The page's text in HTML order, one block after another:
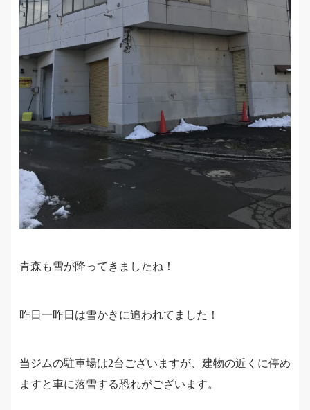
青森も雪が降ってきましたね！
昨日一昨日は雪かきに追われてました！
当ジムの駐車場は2台ございますが、建物の近くに停め
ますと車に落雪する恐れがございます。